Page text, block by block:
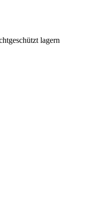
lagern